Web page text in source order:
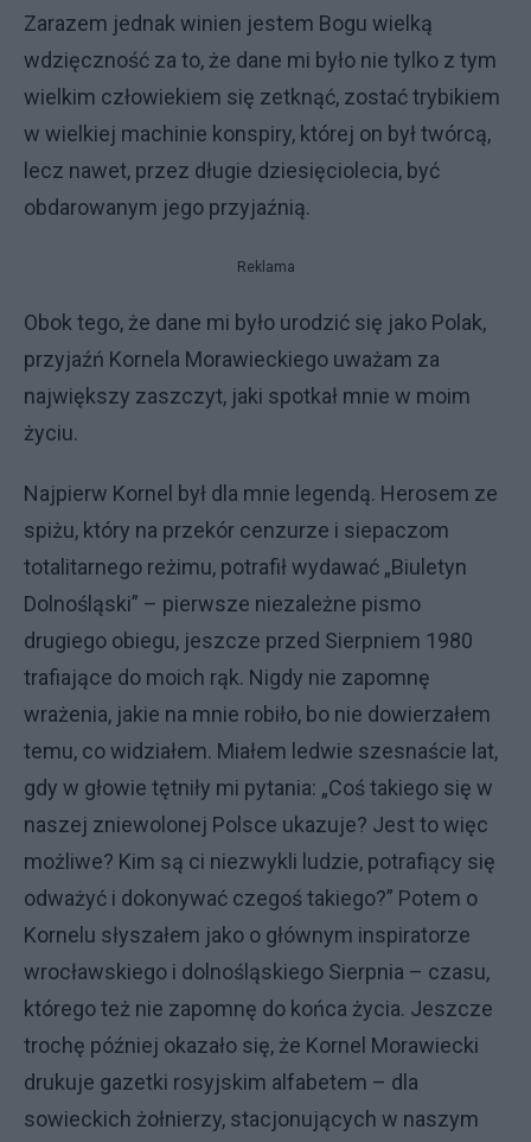
Zarazem jednak winien jestem Bogu wielką
wdzięczność za to, że dane mi było nie tylko z tym
wielkim człowiekiem się zetknąć, zostać trybikiem
w wielkiej machinie konspiry, której on był twórcą,
lecz nawet, przez długie dziesięciolecia, być
obdarowanym jego przyjaźnią.
Reklama
Obok tego, że dane mi było urodzić się jako Polak,
przyjaźń Kornela Morawieckiego uważam za
największy zaszczyt, jaki spotkał mnie w moim
życiu.
Najpierw Kornel był dla mnie legendą. Herosem ze
spiżu, który na przekór cenzurze i siepaczom
totalitarnego reżimu, potrafił wydawać „Biuletyn
Dolnośląski” – pierwsze niezależne pismo
drugiego obiegu, jeszcze przed Sierpniem 1980
trafiające do moich rąk. Nigdy nie zapomnę
wrażenia, jakie na mnie robiło, bo nie dowierzałem
temu, co widziałem. Miałem ledwie szesnaście lat,
gdy w głowie tętniły mi pytania: „Coś takiego się w
naszej zniewolonej Polsce ukazuje? Jest to więc
możliwe? Kim są ci niezwykli ludzie, potrafiący się
odważyć i dokonywać czegoś takiego?” Potem o
Kornelu słyszałem jako o głównym inspiratorze
wrocławskiego i dolnośląskiego Sierpnia – czasu,
którego też nie zapomnę do końca życia. Jeszcze
trochę później okazało się, że Kornel Morawiecki
drukuje gazetki rosyjskim alfabetem – dla
sowieckich żołnierzy, stacjonujących w naszym